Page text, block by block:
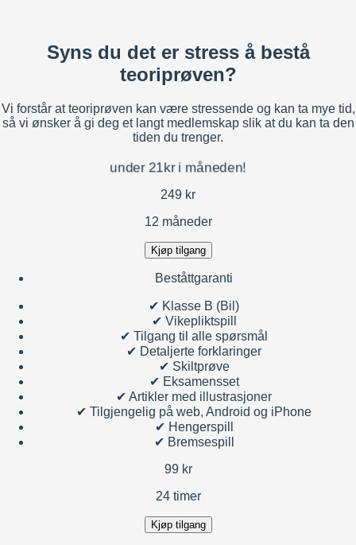
Syns du det er stress å bestå
teoriprøven?
Vi forstår at teoriprøven kan være stressende og kan ta mye tid,
så vi ønsker å gi deg et langt medlemskap slik at du kan ta den
tiden du trenger.
under 21kr i måneden!
249 kr
12 måneder
Kjøp tilgang
Beståttgaranti
✔ Klasse B (Bil)
✔ Vikepliktspill
✔ Tilgang til alle spørsmål
✔ Detaljerte forklaringer
✔ Skiltprøve
✔ Eksamensset
✔ Artikler med illustrasjoner
✔ Tilgjengelig på web, Android og iPhone
✔ Hengerspill
✔ Bremsespill
99 kr
24 timer
Kjøp tilgang